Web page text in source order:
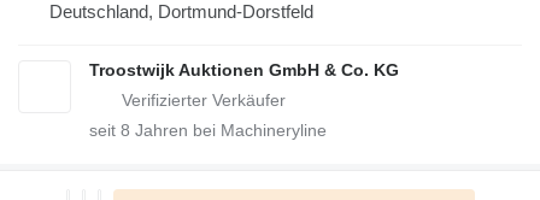
Deutschland, Dortmund-Dorstfeld
Troostwijk Auktionen GmbH & Co. KG
seit 8 Jahren bei Machineryline